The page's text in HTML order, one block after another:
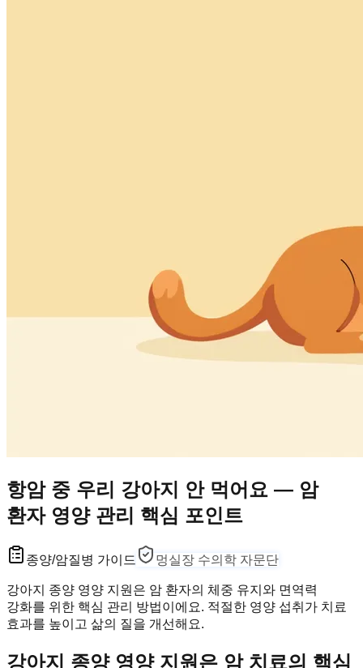
항암 중 우리 강아지 안 먹어요 — 암
환자 영양 관리 핵심 포인트
종양/암질병 가이드 멍실장 수의학 자문단
강아지 종양 영양 지원은 암 환자의 체중 유지와 면역력
강화를 위한 핵심 관리 방법이에요. 적절한 영양 섭취가 치료
효과를 높이고 삶의 질을 개선해요.
강아지 종양 영양 지원은 암 치료의 핵심